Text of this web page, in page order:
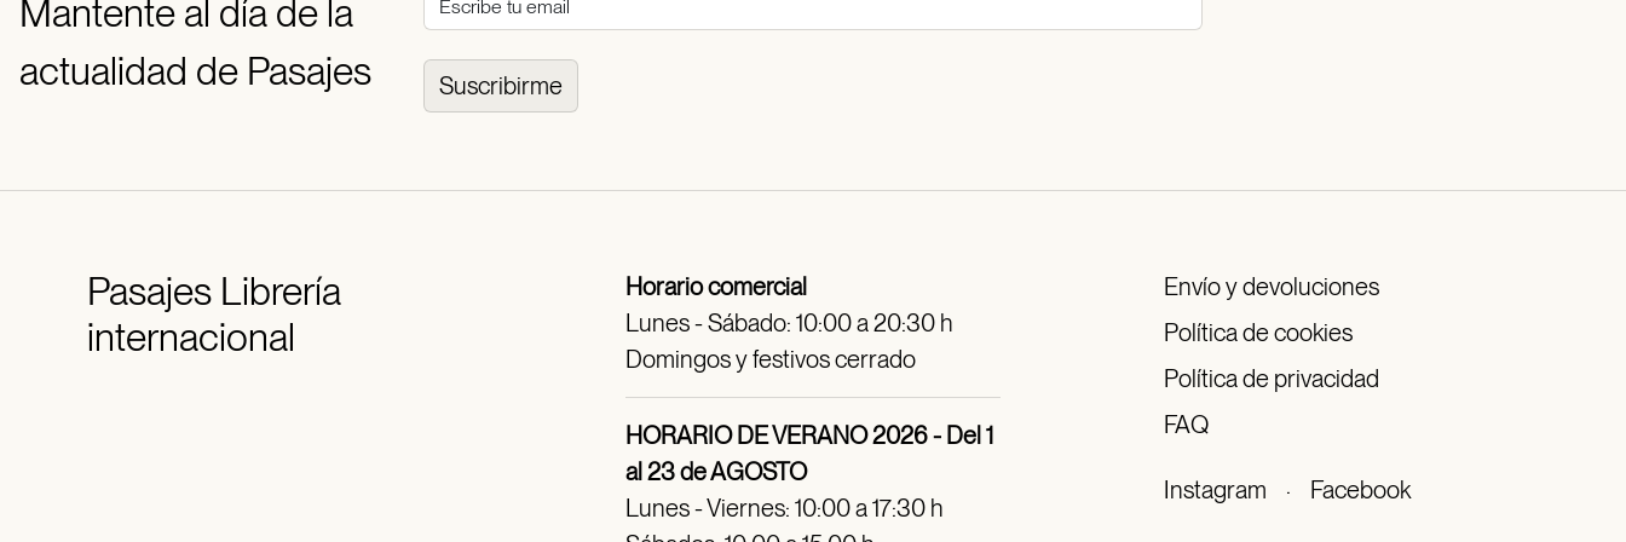
Mantente al día de la
actualidad de Pasajes
Suscribirme
PasajesLibrería
internacional
Horario comercial
Lunes - Sábado: 10:00 a 20:30 h
Domingos y festivos cerrado
HORARIO DE VERANO 2026 - Del 1
al 23 de AGOSTO
Lunes - Viernes: 10:00 a 17:30 h
Envío y devoluciones
Política de cookies
Política de privacidad
FAQ
Instagram · Facebook